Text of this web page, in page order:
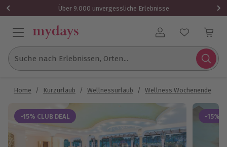
Über 9.000 unvergessliche Erlebnisse
Benutzerkonto
Suche nach Erlebnissen, Orten...
Home / Kurzurlaub / Wellnessurlaub / Wellness Wochenende
-15% CLUB DEAL -15%